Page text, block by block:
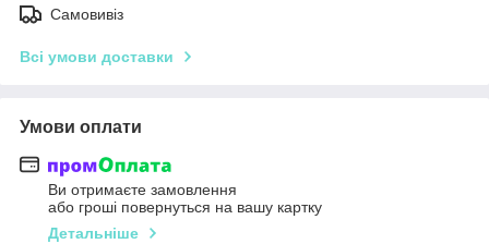
Самовивіз
Всі умови доставки
Умови оплати
Ви отримаєте замовлення
або гроші повернуться на вашу картку
Детальніше